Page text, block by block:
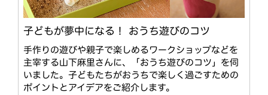
子どもが夢中になる！ おうち遊びのコツ
手作りの遊びや親子で楽しめるワークショップなどを
主宰する山下麻里さんに、「おうち遊びのコツ」を伺
いました。子どもたちがおうちで楽しく過ごすための
ポイントとアイデアをご紹介します。